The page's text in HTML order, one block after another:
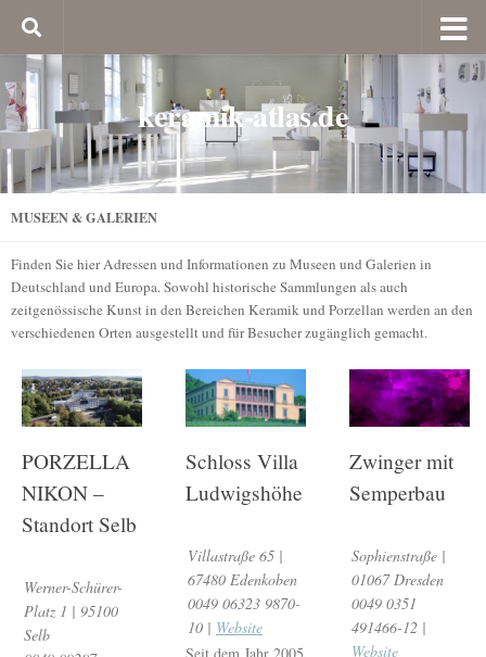
keramik-atlas.de
MUSEEN & GALERIEN
Finden Sie hier Adressen und Informationen zu Museen und Galerien in
Deutschland und Europa. Sowohl historische Sammlungen als auch
zeitgenössische Kunst in den Bereichen Keramik und Porzellan werden an den
verschiedenen Orten ausgestellt und für Besucher zugänglich gemacht.
PORZELLA
NIKON –
Standort Selb
Werner-Schürer-
Platz 1 | 95100
Selb
Schloss Villa
Ludwigshöhe
Villastraße 65 |
67480 Edenkoben
0049 06323 9870-
10 | Website
Zwinger mit
Semperbau
Sophienstraße |
01067 Dresden
0049 0351
491466-12 |
Website